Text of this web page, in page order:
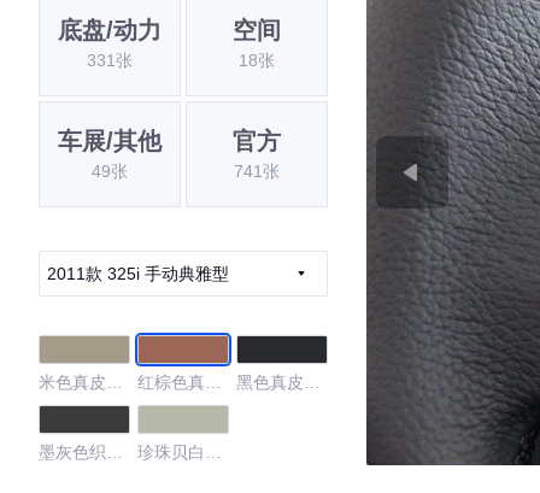
底盘/动力
331张
空间
18张
车展/其他
49张
官方
741张
2011款 325i 手动典雅型
米色真皮内
红棕色真皮
黑色真皮内
墨灰色织物
珍珠贝白色